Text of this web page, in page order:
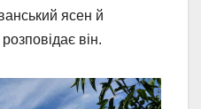
ясен й
він.